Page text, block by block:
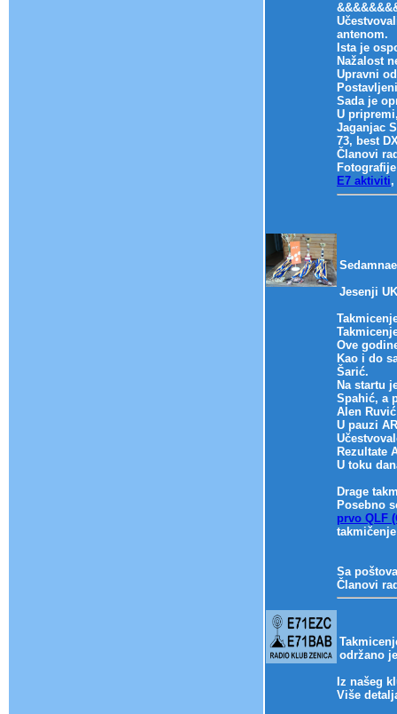
antenom.
Ista je
Nažalost
Upravni
Sada je
U
Jaganjac
73, best
Članovi
E7 aktiviti,
Jesenji
Ove
Kao i do
Šarić.
Na startu
Spahić, a
Alen
U pauzi
Rezultate
U toku
Drage
Posebno
prvo QLF
Sa
Članovi
održano
Iz našeg
Više